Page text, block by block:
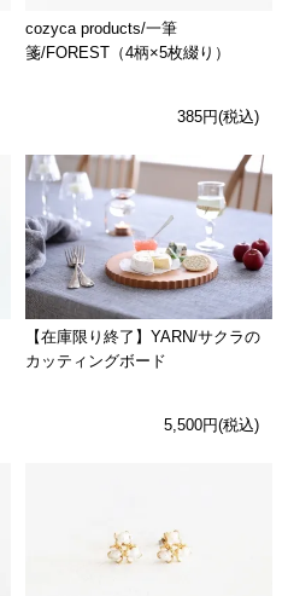
cozyca products/一筆
箋/FOREST（4柄×5枚綴り）
385円(税込)
【在庫限り終了】YARN/サクラの
カッティングボード
5,500円(税込)